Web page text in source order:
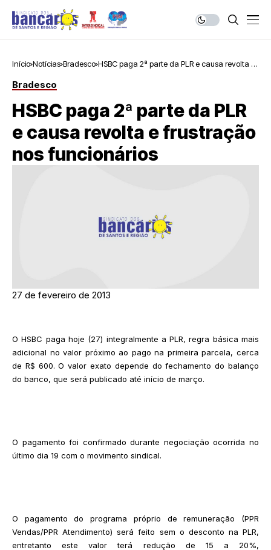
Início Notícias Bradesco HSBC paga 2ª parte da PLR e causa revolta e
Bradesco
HSBC paga 2ª parte da PLR
e causa revolta e frustração
nos funcionários
27 de fevereiro de 2013
O HSBC paga hoje (27) integralmente a PLR, regra básica mais
adicional no valor próximo ao pago na primeira parcela, cerca
de R$ 600. O valor exato depende do fechamento do balanço
do banco, que será publicado até início de março.
O pagamento foi confirmado durante negociação ocorrida no
último dia 19 com o movimento sindical.
O pagamento do programa próprio de remuneração (PPR
Vendas/PPR Atendimento) será feito sem o desconto na PLR,
entretanto este valor terá redução de 15 a 20%,